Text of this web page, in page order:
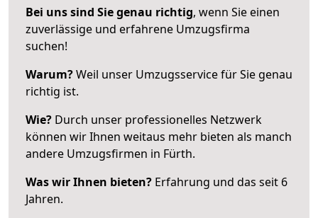
Bei uns sind Sie genau richtig, wenn Sie einen
zuverlässige und erfahrene Umzugsfirma
suchen!
Warum?Weil unser Umzugsservice für Sie genau
richtig ist.
Wie? Durch unser professionelles Netzwerk
können wir Ihnen weitaus mehr bieten als manch
andere Umzugsfirmen in Fürth.
Was wir Ihnen bieten? Erfahrung und das seit 6
Jahren.